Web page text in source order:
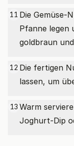
11 Die Gemüse-
Pfanne legen
goldbraun
12 Die fertigen
lassen, um
13 Warm
Joghurt-Dip